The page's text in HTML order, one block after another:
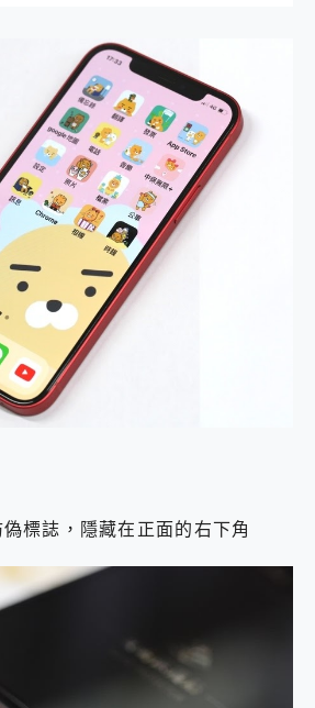
標誌，隱藏在正面的右下角